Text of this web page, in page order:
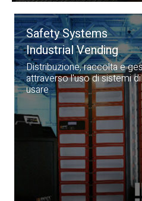
Safety Systems
Industrial Vending
Distribuzione, raccolta e
attraverso l'uso di sistemi
usare